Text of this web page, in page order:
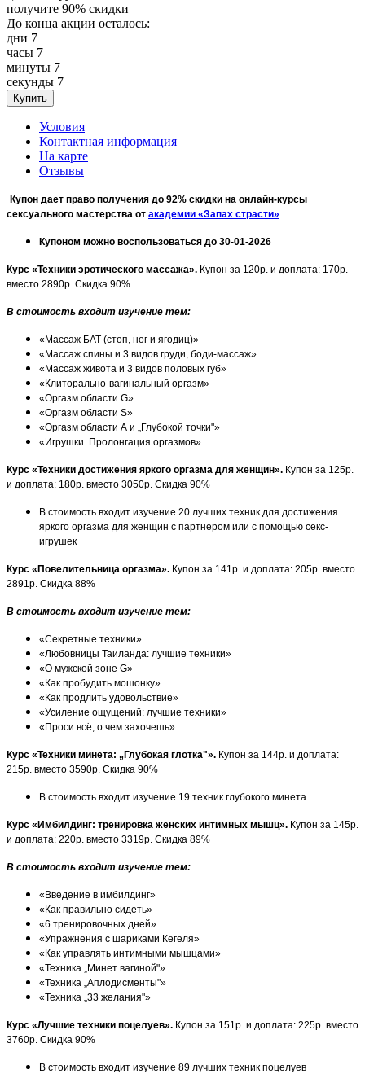
получите 90% скидки
До конца акции осталось:
дни 7
часы 7
минуты 7
секунды 7
Условия
Контактная информация
На карте
Отзывы
Купон дает право получения до 92% скидки на онлайн-курсы
сексуального мастерства от академии «Запах страсти»
Купоном можно воспользоваться до 30-01-2026
Курс «Техники эротического массажа». Купон за 120р. и доплата: 170р.
вместо 2890р. Скидка 90%
В стоимость входит изучение тем:
«Массаж БАТ (стоп, ног и ягодиц)»
«Массаж спины и 3 видов груди, боди-массаж»
«Массаж живота и 3 видов половых губ»
«Клиторально-вагинальный оргазм»
«Оргазм области G»
«Оргазм области S»
«Оргазм области А и „Глубокой точки"»
«Игрушки. Пролонгация оргазмов»
Курс «Техники достижения яркого оргазма для женщин». Купон за 125р.
и доплата: 180р. вместо 3050р. Скидка 90%
В стоимость входит изучение 20 лучших техник для достижения
яркого оргазма для женщин с партнером или с помощью секс-
игрушек
Курс «Повелительница оргазма». Купон за 141р. и доплата: 205р. вместо
2891р. Скидка 88%
В стоимость входит изучение тем:
«Секретные техники»
«Любовницы Таиланда: лучшие техники»
«О мужской зоне G»
«Как пробудить мошонку»
«Как продлить удовольствие»
«Усиление ощущений: лучшие техники»
«Проси всё, о чем захочешь»
Курс «Техники минета: „Глубокая глотка"». Купон за 144р. и доплата:
215р. вместо 3590р. Скидка 90%
В стоимость входит изучение 19 техник глубокого минета
Курс «Имбилдинг: тренировка женских интимных мышц». Купон за 145р.
и доплата: 220р. вместо 3319р. Скидка 89%
В стоимость входит изучение тем:
«Введение в имбилдинг»
«Как правильно сидеть»
«6 тренировочных дней»
«Упражнения с шариками Кегеля»
«Как управлять интимными мышцами»
«Техника „Минет вагиной"»
«Техника „Аплодисменты"»
«Техника „33 желания"»
Курс «Лучшие техники поцелуев». Купон за 151р. и доплата: 225р. вместо
3760р. Скидка 90%
В стоимость входит изучение 89 лучших техник поцелуев